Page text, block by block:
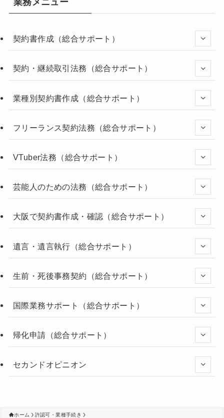
業務メニュー
契約書作成（総合サポート）
契約・継続取引法務（総合サポート）
業種別契約書作成（総合サポート）
フリーランス契約法務（総合サポート）
VTuber法務（総合サポート）
芸能人のための法務（総合サポート）
大阪で契約書作成・確認（総合サポート）
遺言・遺言執行（総合サポート）
生前・死後事務契約（総合サポート）
国際業務サポート（総合サポート）
帰化申請（総合サポート）
セカンドオピニオン
ホーム 許認可・業種手続き